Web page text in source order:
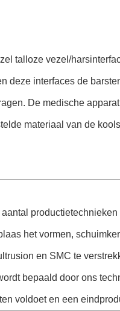
talloze vezel/
deze interfaces de
De medische
materiaal van de
het vormen,
en SMC te
bepaald door ons
voldoet en een